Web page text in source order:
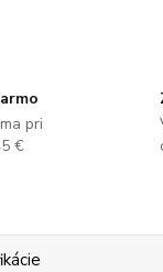
pri
€